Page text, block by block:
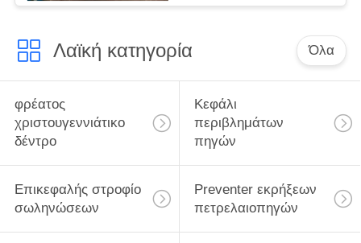
Λαϊκή κατηγορία Όλα
φρέατος
χριστουγεννιάτικο
δέντρο
Κεφάλι
περιβλημάτων
πηγών
Επικεφαλής στροφίο
σωληνώσεων
Preventer εκρήξεων
πετρελαιοπηγών